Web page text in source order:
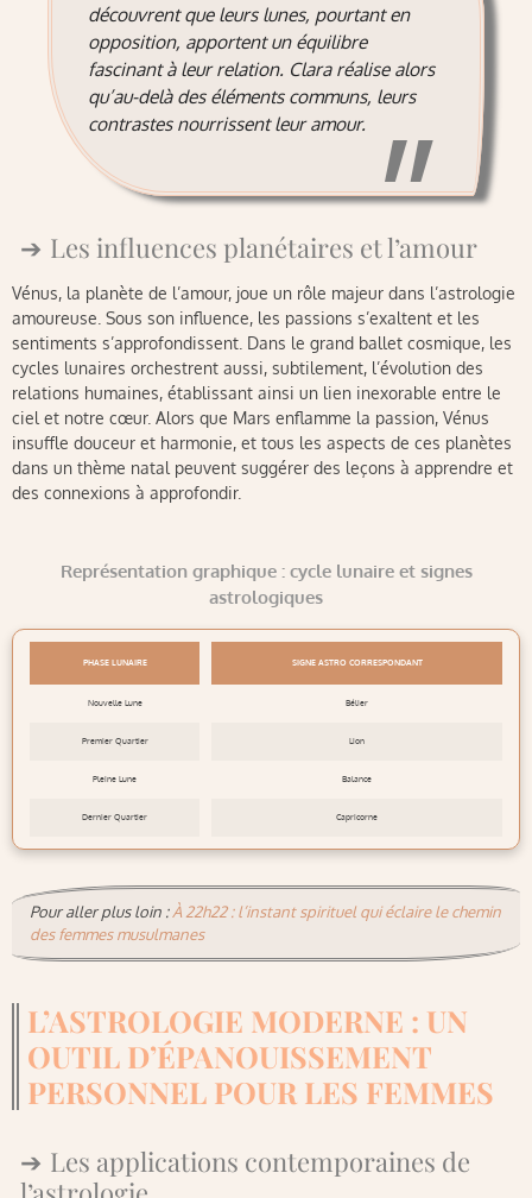
découvrent que leurs lunes, pourtant en
opposition, apportent un équilibre
fascinant à leur relation. Clara réalise alors
qu’au-delà des éléments communs, leurs
contrastes nourrissent leur amour.
Les influences planétaires et l’amour
Vénus, la planète de l’amour, joue un rôle majeur dans l’astrologie
amoureuse. Sous son influence, les passions s’exaltent et les
sentiments s’approfondissent. Dans le grand ballet cosmique, les
cycles lunaires orchestrent aussi, subtilement, l’évolution des
relations humaines, établissant ainsi un lien inexorable entre le
ciel et notre cœur. Alors que Mars enflamme la passion, Vénus
insuffle douceur et harmonie, et tous les aspects de ces planètes
dans un thème natal peuvent suggérer des leçons à apprendre et
des connexions à approfondir.
Représentation graphique : cycle lunaire et signes
astrologiques
PHASE LUNAIRE SIGNE ASTRO CORRESPONDANT
Nouvelle Lune Bélier
Premier Quartier Lion
Pleine Lune Balance
Dernier Quartier Capricorne
Pour aller plus loin :À 22h22 : l’instant spirituel qui éclaire le chemin
des femmes musulmanes
L’ASTROLOGIE MODERNE : UN
OUTIL D’ÉPANOUISSEMENT
PERSONNEL POUR LES FEMMES
Les applications contemporaines de